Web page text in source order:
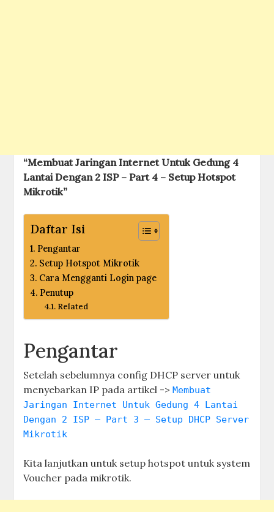
“Membuat Jaringan Internet Untuk Gedung 4
Lantai Dengan 2 ISP – Part 4 – Setup Hotspot
Mikrotik”
Daftar Isi
Pengantar
Setup Hotspot Mikrotik
Cara Mengganti Login page
Penutup
Related
Pengantar
Setelah sebelumnya config DHCP server untuk
menyebarkan IP pada artikel ->Membuat
Jaringan Internet Untuk Gedung 4 Lantai
Dengan 2 ISP – Part 3 – Setup DHCP Server
Mikrotik
Kita lanjutkan untuk setup hotspot untuk system
Voucher pada mikrotik.